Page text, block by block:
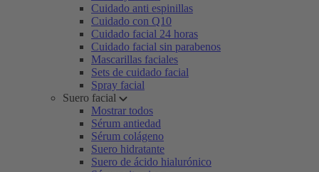
Cuidado anti espinillas
Cuidado con Q10
Cuidado facial 24 horas
Cuidado facial sin parabenos
Mascarillas faciales
Sets de cuidado facial
Spray facial
Suero facial
Mostrar todos
Sérum antiedad
Sérum colágeno
Suero hidratante
Suero de ácido hialurónico